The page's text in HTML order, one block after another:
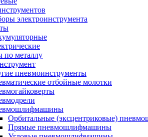
электроинструмента
металлу
пневмоинструменты
отбойные молотки
Орбитальные (эксцентриковые)
Прямые пневмошлифмашины